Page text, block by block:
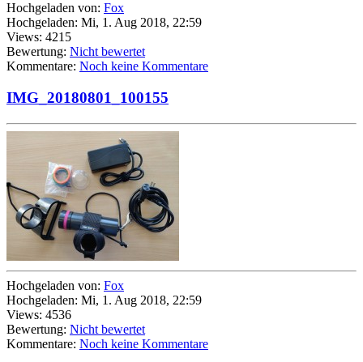
Hochgeladen von: Fox
Hochgeladen: Mi, 1. Aug 2018, 22:59
Views: 4215
Bewertung: Nicht bewertet
Kommentare: Noch keine Kommentare
IMG_20180801_100155
Hochgeladen von: Fox
Hochgeladen: Mi, 1. Aug 2018, 22:59
Views: 4536
Bewertung: Nicht bewertet
Kommentare: Noch keine Kommentare